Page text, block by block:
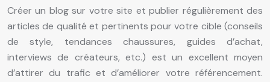
Créer un blog sur votre site et publier régulièrement des
articles de qualité et pertinents pour votre cible (conseils
de style, tendances chaussures, guides d’achat,
interviews de créateurs, etc.) est un excellent moyen
d’attirer du trafic et d’améliorer votre référencement.